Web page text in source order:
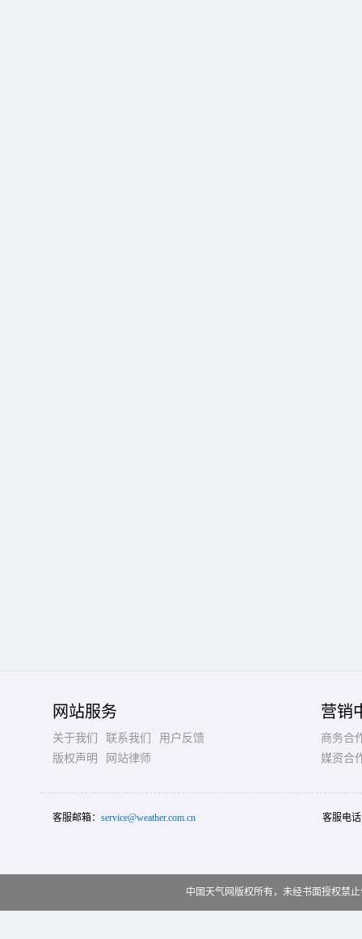
网站服务
关于我们 联系我们
用户反馈
版权声明
网站律师
营销
商务合
媒资合
客服邮箱： service@weather.com.cn 客服电
中国天气网版权所有，未经书面授权